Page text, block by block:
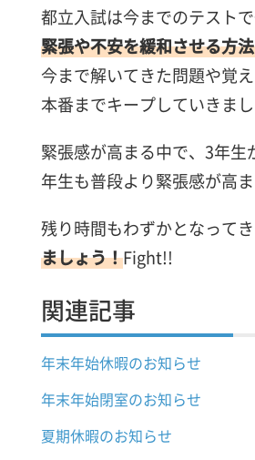
都立入試は今までのテスト
緊張や不安を緩和させる方
今まで解いてきた問題や覚
本番までキープしていきまし
緊張感が高まる中で、3年
年生も普段より緊張感が高
残り時間もわずかとなってき
ましょう！Fight!!
関連記事
年末年始休暇のお知らせ
年末年始閉室のお知らせ
夏期休暇のお知らせ